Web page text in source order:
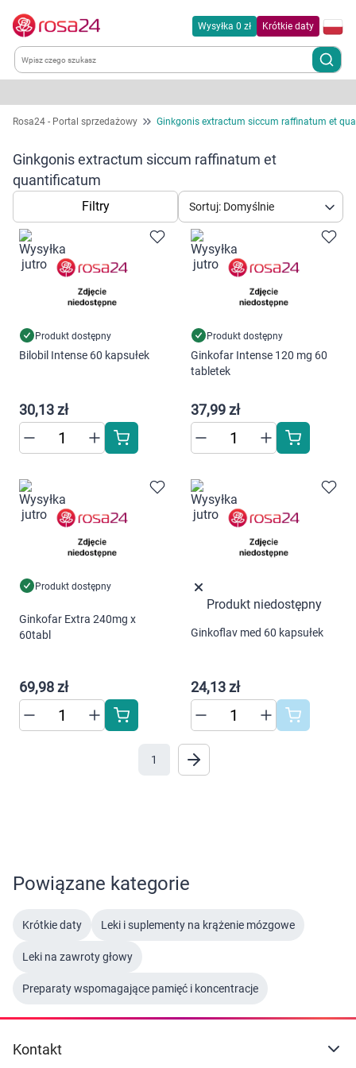
dostosowania zawartości serwisu do Twoich
preferencji. Więcej informacji znajdziesz w
naszej polityce prywatności
warunki przechowywania lub dostępu do
"Ustawienia" lub możesz zaakceptować
ustawienia wszystkich cookies klikając
AKCEPTUJĘ WSZYSTKIE
Wysyłka 0 zł Krótkie daty
Kategorie
Chemia gospodarcza
Dla zwierząt
Dom i ogród
Zdrowie
Dziecko
Kosmetyki
Mężczyzna
Zdrowy styl życia
Grupy produktowe
Marki
Rosa24 - Portal sprzedażowy Ginkgonis extractum siccum raffinatum et
Ginkgonis extractum siccum raffinatum et
quantificatum
Filtry Sortuj: Domyślnie
Produkt dostępny
Bilobil Intense 60 kapsułek
30,13 zł
Produkt dostępny
Ginkofar Intense 120 mg 60
tabletek
37,99 zł
Produkt dostępny
Ginkofar Extra 240mg x
60tabl
69,98 zł
Produkt niedostępny
Ginkoflav med 60 kapsułek
24,13 zł
1
Powiązane kategorie
Krótkie daty Leki i suplementy na krążenie mózgowe
Leki na zawroty głowy
Preparaty wspomagające pamięć i koncentracje
Kontakt